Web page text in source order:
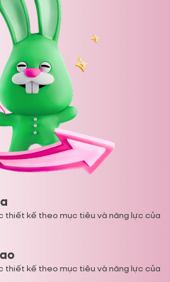
thiết kế theo mục tiêu và năng lực của
thiết kế theo mục tiêu và năng lực của